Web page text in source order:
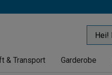
& Transport Garderobe